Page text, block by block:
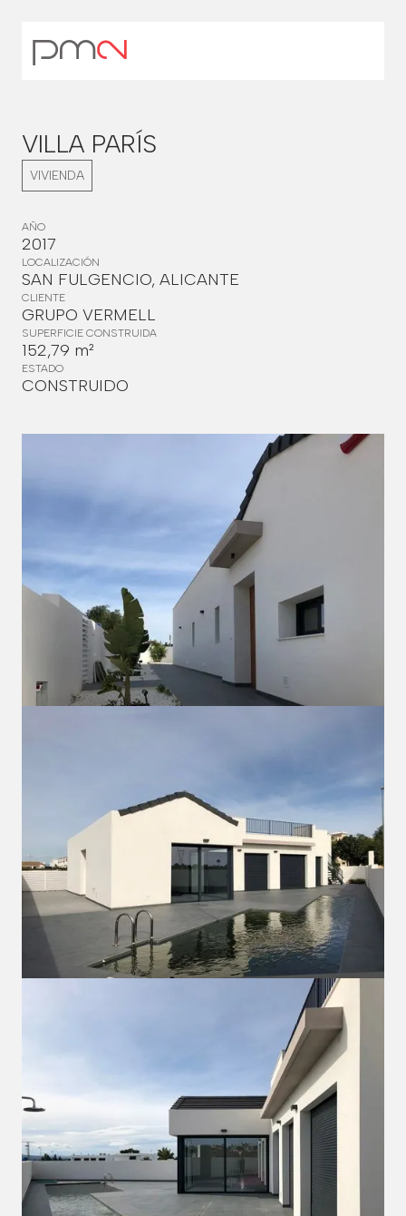
VILLA PARÍS
VIVIENDA
AÑO
2017
LOCALIZACIÓN
SAN FULGENCIO, ALICANTE
CLIENTE
GRUPO VERMELL
SUPERFICIE CONSTRUIDA
152,79 m²
ESTADO
CONSTRUIDO